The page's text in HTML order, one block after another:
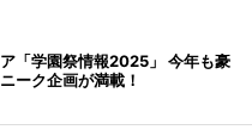
「学園祭情報2025」 今年も豪
ーク企画が満載！